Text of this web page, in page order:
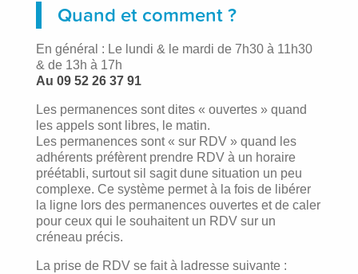
Quand et comment ?
En général : Le lundi & le mardi de 7h30 à 11h30
& de 13h à 17h
Au 09 52 26 37 91
Les permanences sont dites « ouvertes » quand
les appels sont libres, le matin.
Les permanences sont « sur RDV » quand les
adhérents préfèrent prendre RDV à un horaire
préétabli, surtout sil sagit dune situation un peu
complexe. Ce système permet à la fois de libérer
la ligne lors des permanences ouvertes et de caler
pour ceux qui le souhaitent un RDV sur un
créneau précis.
La prise de RDV se fait à ladresse suivante :